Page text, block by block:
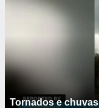
Tornados e